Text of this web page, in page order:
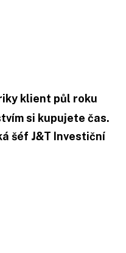
klient půl roku
si kupujete čas.
šéf J&T Investiční